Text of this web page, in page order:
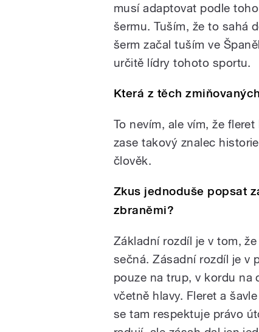
musí adaptovat podle
šermu. Tuším, že to sahá
šerm začal tuším ve
určitě lídry tohoto sportu.
Která z těch
To nevím, ale vím, že
zase takový znalec
člověk.
Zkus jednoduše popsat
zbraněmi?
Základní rozdíl je v tom,
sečná. Zásadní rozdíl je v
pouze na trup, v kordu na
včetně hlavy. Fleret a
se tam respektuje právo